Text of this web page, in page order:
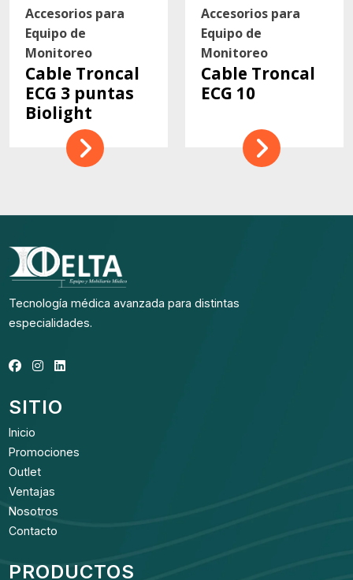
Accesorios para
Equipo de
Monitoreo
Cable Troncal
ECG 3 puntas
Biolight
Accesorios para
Equipo de
Monitoreo
Cable Troncal
ECG 10
Tecnología médica avanzada para distintas
especialidades.
SITIO
Inicio
Promociones
Outlet
Ventajas
Nosotros
Contacto
PRODUCTOS